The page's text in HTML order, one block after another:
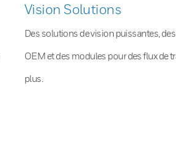
Vision Solutions
Des solutions de vision puissantes,
OEM et des modules pour des flux de
plus.